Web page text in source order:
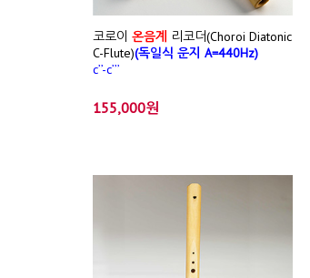
코로이 온음계 리코더(Choroi Diatonic
C-Flute)(독일식 운지 A=440Hz)
c’’-c’’’
155,000원